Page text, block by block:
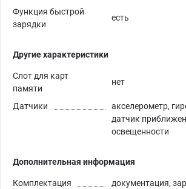
Функция быстрой
зарядки
есть
Другие характеристики
Слот для карт
памяти
нет
Датчики
акселерометр,
датчик
освещенности
Дополнительная информация
Комплектация
документация,